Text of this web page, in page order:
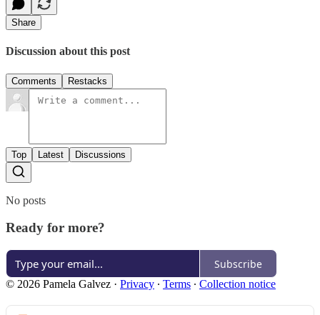
Share
Discussion about this post
Comments Restacks
Top Latest Discussions
No posts
Ready for more?
Subscribe
© 2026 Pamela Galvez · Privacy ∙ Terms ∙ Collection notice